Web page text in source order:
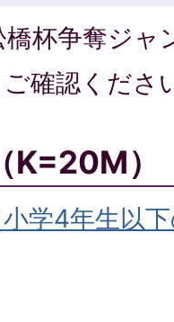
杯争奪ジャ
確認くださ
K=20M）
学4年生以